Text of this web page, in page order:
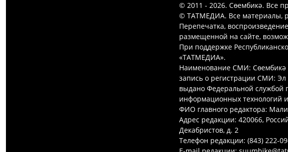
© 2011 - 2026. Сөембикә. Все
© ТАТМЕДИА. Все материалы,
Перепечатка,
размещенной на сайте,
При поддержке
«ТАТМЕДИА».
Наименование СМИ: Сөембикә
запись о регистрации СМИ:
выдано Федеральной службой
информационных технологий
ФИО главного редактора:
Адрес редакции: 420066,
Декабристов, д. 2
Телефон редакции: (843) 222-